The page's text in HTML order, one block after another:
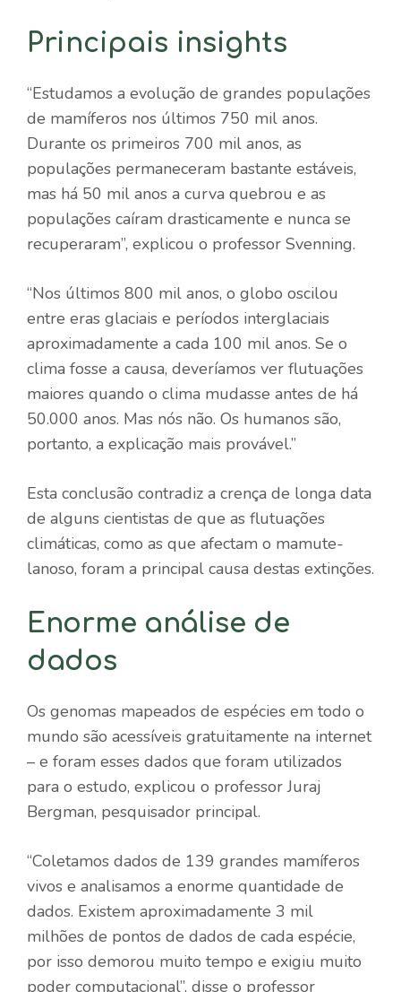
Principais insights
“Estudamos a evolução de grandes populações
de mamíferos nos últimos 750 mil anos.
Durante os primeiros 700 mil anos, as
populações permaneceram bastante estáveis,
mas há 50 mil anos a curva quebrou e as
populações caíram drasticamente e nunca se
recuperaram”, explicou o professor Svenning.
“Nos últimos 800 mil anos, o globo oscilou
entre eras glaciais e períodos interglaciais
aproximadamente a cada 100 mil anos. Se o
clima fosse a causa, deveríamos ver flutuações
maiores quando o clima mudasse antes de há
50.000 anos. Mas nós não. Os humanos são,
portanto, a explicação mais provável.”
Esta conclusão contradiz a crença de longa data
de alguns cientistas de que as flutuações
climáticas, como as que afectam o mamute-
lanoso, foram a principal causa destas extinções.
Enorme análise de
dados
Os genomas mapeados de espécies em todo o
mundo são acessíveis gratuitamente na internet
– e foram esses dados que foram utilizados
para o estudo, explicou o professor Juraj
Bergman, pesquisador principal.
“Coletamos dados de 139 grandes mamíferos
vivos e analisamos a enorme quantidade de
dados. Existem aproximadamente 3 mil
milhões de pontos de dados de cada espécie,
por isso demorou muito tempo e exigiu muito
poder computacional”, disse o professor